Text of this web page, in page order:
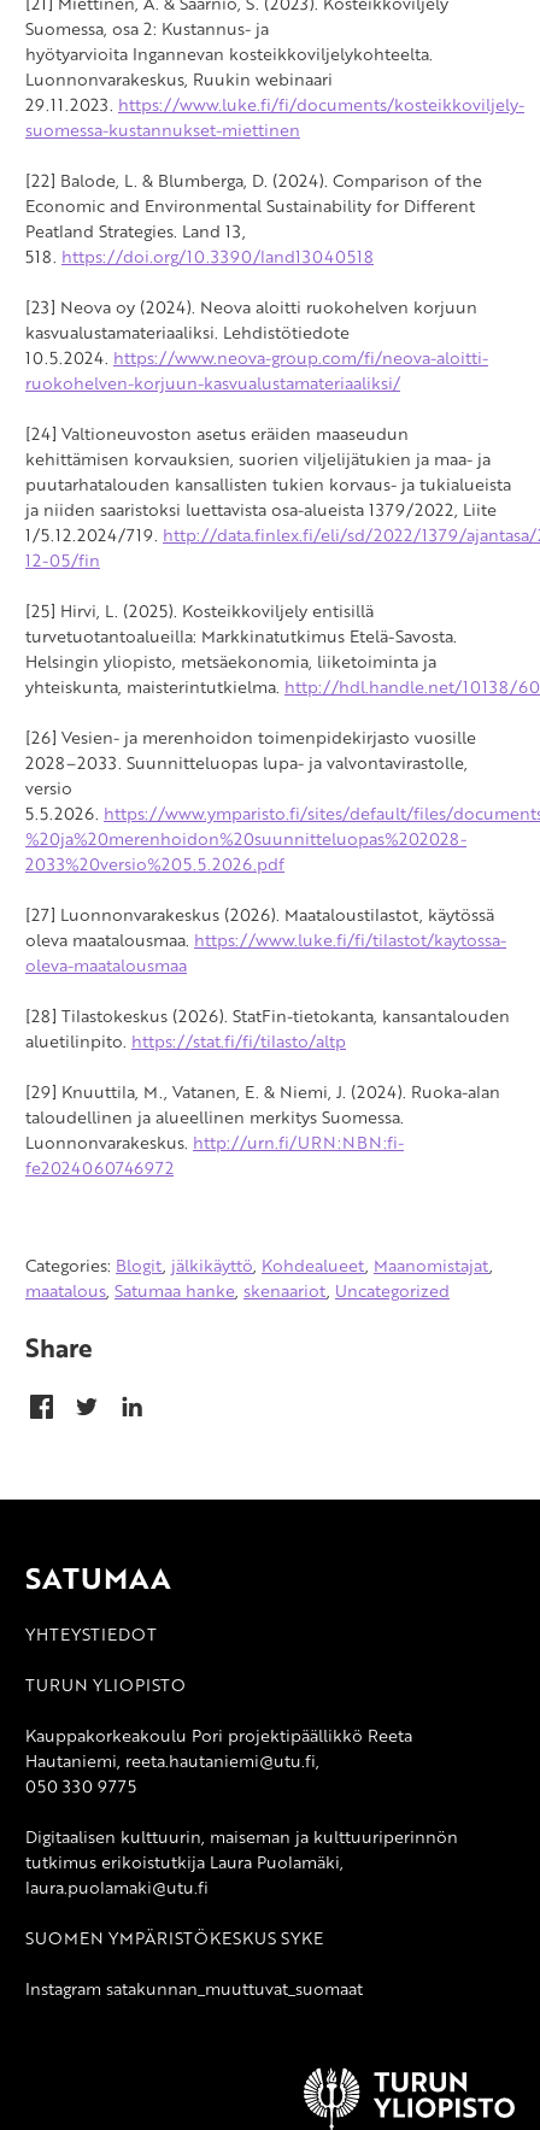
Suomessa, osa 2: Kustannus- ja
hyötyarvioita Ingannevan kosteikkoviljelykohteelta.
Luonnonvarakeskus, Ruukin webinaari
29.11.2023. https://www.luke.fi/fi/documents/kosteikkoviljely-
suomessa-kustannukset-miettinen
[22] Balode, L. & Blumberga, D. (2024). Comparison of the
Economic and Environmental Sustainability for Different
Peatland Strategies. Land 13,
518. https://doi.org/10.3390/land13040518
[23] Neova oy (2024). Neova aloitti ruokohelven korjuun
kasvualustamateriaaliksi. Lehdistötiedote
10.5.2024. https://www.neova-group.com/fi/neova-aloitti-
ruokohelven-korjuun-kasvualustamateriaaliksi/
[24] Valtioneuvoston asetus eräiden maaseudun
kehittämisen korvauksien, suorien viljelijätukien ja maa- ja
puutarhatalouden kansallisten tukien korvaus- ja tukialueista
ja niiden saaristoksi luettavista osa-alueista 1379/2022, Liite
1/5.12.2024/719. http://data.finlex.fi/eli/sd/2022/1379/
12-05/fin
[25] Hirvi, L. (2025). Kosteikkoviljely entisillä
turvetuotantoalueilla: Markkinatutkimus Etelä-Savosta.
Helsingin yliopisto, metsäekonomia, liiketoiminta ja
yhteiskunta, maisterintutkielma. http://hdl.handle.net/10138/
[26] Vesien- ja merenhoidon toimenpidekirjasto vuosille
2028–2033. Suunnitteluopas lupa- ja valvontavirastolle,
versio
5.5.2026. https://www.ymparisto.fi/sites/default/files/
%20ja%20merenhoidon%20suunnitteluopas%202028-
2033%20versio%205.5.2026.pdf
[27] Luonnonvarakeskus (2026). Maataloustilastot, käytössä
oleva maatalousmaa. https://www.luke.fi/fi/tilastot/kaytossa-
oleva-maatalousmaa
[28] Tilastokeskus (2026). StatFin-tietokanta, kansantalouden
aluetilinpito. https://stat.fi/fi/tilasto/altp
[29] Knuuttila, M., Vatanen, E. & Niemi, J. (2024). Ruoka-alan
taloudellinen ja alueellinen merkitys Suomessa.
Luonnonvarakeskus. http://urn.fi/URN:NBN:fi-
fe2024060746972
Categories: Blogit, jälkikäyttö, Kohdealueet, Maanomistajat,
maatalous, Satumaa hanke, skenaariot, Uncategorized
Share
SATUMAA
YHTEYSTIEDOT
TURUN YLIOPISTO
Kauppakorkeakoulu Pori projektipäällikkö Reeta
Hautaniemi, reeta.hautaniemi@utu.fi,
050 330 9775
Digitaalisen kulttuurin, maiseman ja kulttuuriperinnön
tutkimus erikoistutkija Laura Puolamäki,
laura.puolamaki@utu.fi
SUOMEN YMPÄRISTÖKESKUS SYKE
Instagram satakunnan_muuttuvat_suomaat